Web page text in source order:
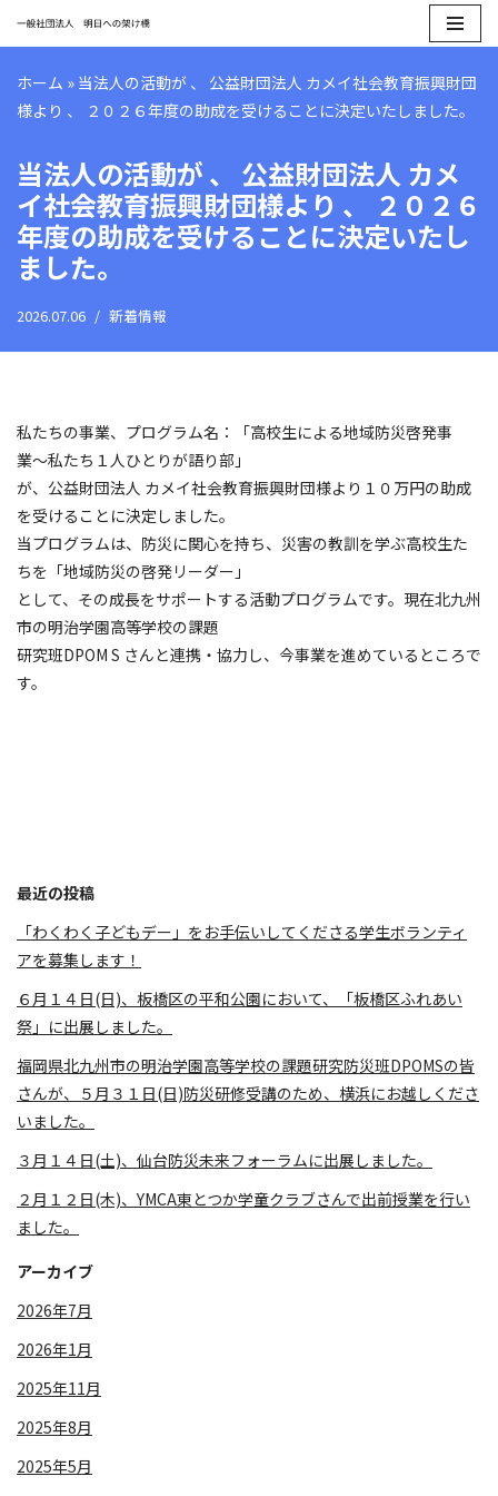
ン
テ
ツ
へ
ス
キ
ッ
プ
ホーム » 当法人の活動が 、 公益財団法人 カメイ社会教育振興財団
様より 、 ２０２６年度の助成を受けることに決定いたしました。
当法人の活動が 、 公益財団法人 カメ
イ社会教育振興財団様より 、 ２０２６
年度の助成を受けることに決定いたし
ました。
2026.07.06 新着情報
私たちの事業、プログラム名：「高校生による地域防災啓発事
業〜私たち１人ひとりが語り部」
が、公益財団法人 カメイ社会教育振興財団様より１０万円の助成
を受けることに決定しました。
当プログラムは、防災に関心を持ち、災害の教訓を学ぶ高校生た
ちを「地域防災の啓発リーダー」
として、その成長をサポートする活動プログラムです。現在北九州
市の明治学園高等学校の課題
研究班DPOM S さんと連携・協力し、今事業を進めているところで
す。
最近の投稿
「わくわく子どもデー」をお手伝いしてくださる学生ボランティ
アを募集します！
６月１４日(日)、板橋区の平和公園において、「板橋区ふれあい
祭」に出展しました。
福岡県北九州市の明治学園高等学校の課題研究防災班DPOMSの皆
さんが、５月３１日(日)防災研修受講のため、横浜にお越しくださ
いました。
３月１４日(土)、仙台防災未来フォーラムに出展しました。
２月１２日(木)、YMCA東とつか学童クラブさんで出前授業を行い
ました。
アーカイブ
2026年7月
2026年1月
2025年11月
2025年8月
2025年5月